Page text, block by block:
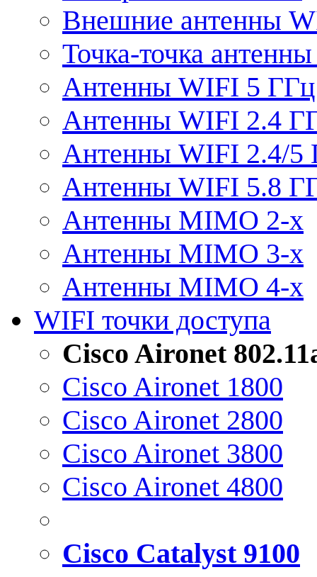
Внешние антенны
Точка-точка
Антенны WIFI 5 ГГц
Антенны WIFI 2.4
Антенны WIFI 2.4/5
Антенны WIFI 5.8
Антенны MIMO 2-x
Антенны MIMO 3-x
Антенны MIMO 4-x
WIFI точки доступа
Cisco Aironet
Cisco Aironet 1800
Cisco Aironet 2800
Cisco Aironet 3800
Cisco Aironet 4800
Cisco Catalyst 9100